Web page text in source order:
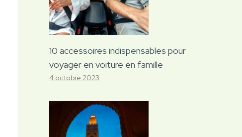
10 accessoires indispensables pour
voyager en voiture en famille
4 octobre 2023